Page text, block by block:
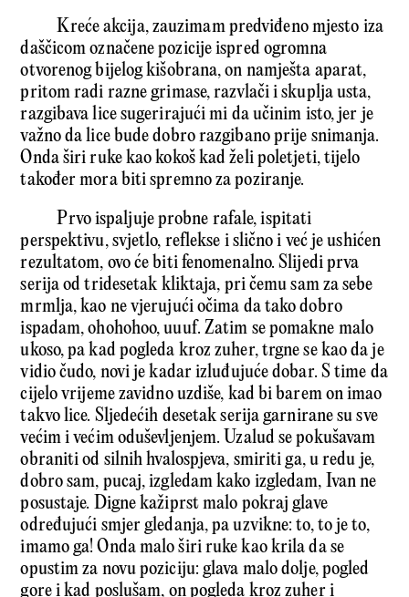
Kreće akcija, zauzimam predviđeno mjesto iza
daščicom označene pozicije ispred ogromna
otvorenog bijelog kišobrana, on namješta aparat,
pritom radi razne grimase, razvlači i skuplja usta,
razgibava lice sugerirajući mi da učinim isto, jer je
važno da lice bude dobro razgibano prije snimanja.
Onda širi ruke kao kokoš kad želi poletjeti, tijelo
također mora biti spremno za poziranje.
Prvo ispaljuje probne rafale, ispitati
perspektivu, svjetlo, reflekse i slično i već je ushićen
rezultatom, ovo će biti fenomenalno. Slijedi prva
serija od tridesetak kliktaja, pri čemu sam za sebe
mrmlja, kao ne vjerujući očima da tako dobro
ispadam, ohohohoo, uuuf. Zatim se pomakne malo
ukoso, pa kad pogleda kroz zuher, trgne se kao da je
vidio čudo, novi je kadar izluđujuće dobar. S time da
cijelo vrijeme zavidno uzdiše, kad bi barem on imao
takvo lice. Sljedećih desetak serija garnirane su sve
većim i većim oduševljenjem. Uzalud se pokušavam
obraniti od silnih hvalospjeva, smiriti ga, u redu je,
dobro sam, pucaj, izgledam kako izgledam, Ivan ne
posustaje. Digne kažiprst malo pokraj glave
određujući smjer gledanja, pa uzvikne: to, to je to,
imamo ga! Onda malo širi ruke kao krila da se
opustim za novu poziciju: glava malo dolje, pogled
gore i kad poslušam, on pogleda kroz zuher i